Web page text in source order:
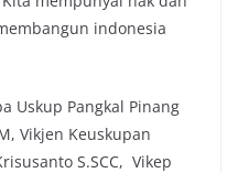
indonesia
Uskup Pangkal Pinang
Vikjen Keuskupan
S.SCC, Vikep